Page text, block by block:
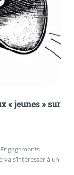
«jeunes» sur
s’intéresser à un